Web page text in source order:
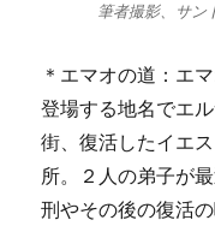
筆者撮影、サン
＊エマオの道：エ
登場する地名でエ
街、復活したイエ
所。２人の弟子が
刑やその後の復活